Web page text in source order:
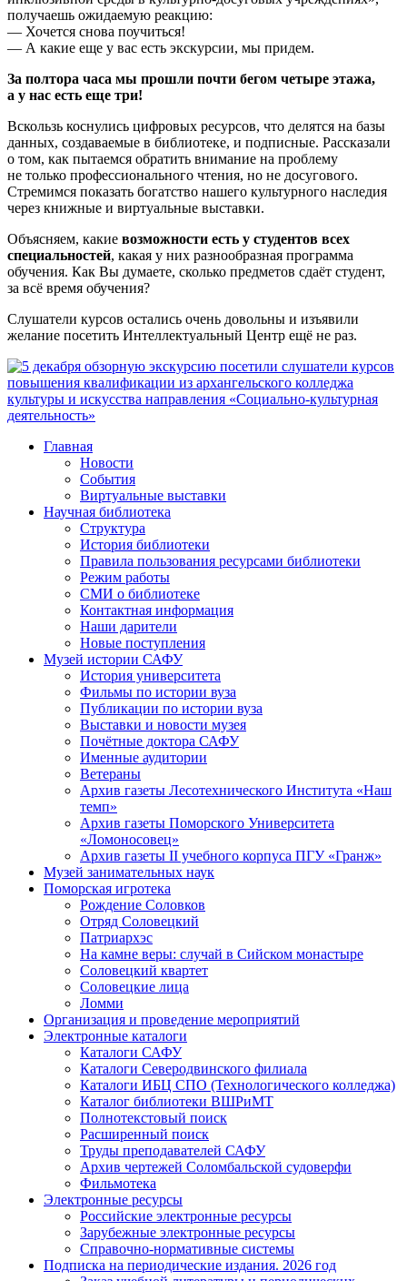
получаешь ожидаемую реакцию:
— Хочется снова поучиться!
— А какие еще у вас есть экскурсии, мы придем.
За полтора часа мы прошли почти бегом четыре этажа,
а у нас есть еще три!
Вскользь коснулись цифровых ресурсов, что делятся на базы
данных, создаваемые в библиотеке, и подписные. Рассказали
о том, как пытаемся обратить внимание на проблему
не только профессионального чтения, но не досугового.
Стремимся показать богатство нашего культурного наследия
через книжные и виртуальные выставки.
Объясняем, какие возможности есть у студентов всех
специальностей, какая у них разнообразная программа
обучения. Как Вы думаете, сколько предметов сдаёт студент,
за всё время обучения?
Слушатели курсов остались очень довольны и изъявили
желание посетить Интеллектуальный Центр ещё не раз.
Главная
Новости
События
Виртуальные выставки
Научная библиотека
Структура
История библиотеки
Правила пользования ресурсами библиотеки
Режим работы
СМИ о библиотеке
Контактная информация
Наши дарители
Новые поступления
Музей истории САФУ
История университета
Фильмы по истории вуза
Публикации по истории вуза
Выставки и новости музея
Почётные доктора САФУ
Именные аудитории
Ветераны
Архив газеты Лесотехнического Института «Наш
темп»
Архив газеты Поморского Университета
«Ломоносовец»
Архив газеты II учебного корпуса ПГУ «Гранж»
Музей занимательных наук
Поморская игротека
Рождение Соловков
Отряд Соловецкий
Патриархэс
На камне веры: случай в Сийском монастыре
Соловецкий квартет
Соловецкие лица
Ломми
Организация и проведение мероприятий
Электронные каталоги
Каталоги САФУ
Каталоги Северодвинского филиала
Каталоги ИБЦ СПО (Технологического колледжа)
Каталог библиотеки ВШРиМТ
Полнотекстовый поиск
Расширенный поиск
Труды преподавателей САФУ
Архив чертежей Соломбальской судоверфи
Фильмотека
Электронные ресурсы
Российские электронные ресурсы
Зарубежные электронные ресурсы
Справочно-нормативные системы
Подписка на периодические издания. 2026 год